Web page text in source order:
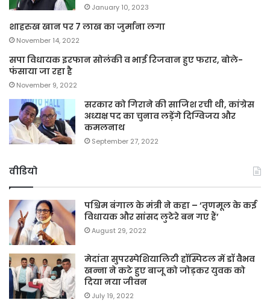
January 10, 2023
शाहरुख खान पर 7 लाख का जुर्माना लगा
November 14, 2022
सपा विधायक इरफान सोलंकी व भाई रिजवान हुए फरार, बोले-
फंसाया जा रहा है
November 9, 2022
सरकार को गिराने की साजिश रची थी, कांग्रेस
अध्यक्ष पद का चुनाव लड़ेंगे दिग्विजय और
कमलनाथ
September 27, 2022
वीडियो
पश्चिम बंगाल के मंत्री ने कहा – ‘तृणमूल के कई
विधायक और सांसद लुटेरे बन गए हैं’
August 29, 2022
मेदांता सुपरस्पेशियालिटी हॉस्पिटल में डॉ वैभव
खन्ना ने कटे हुए बाजू को जोड़कर युवक को
दिया नया जीवन
July 19, 2022